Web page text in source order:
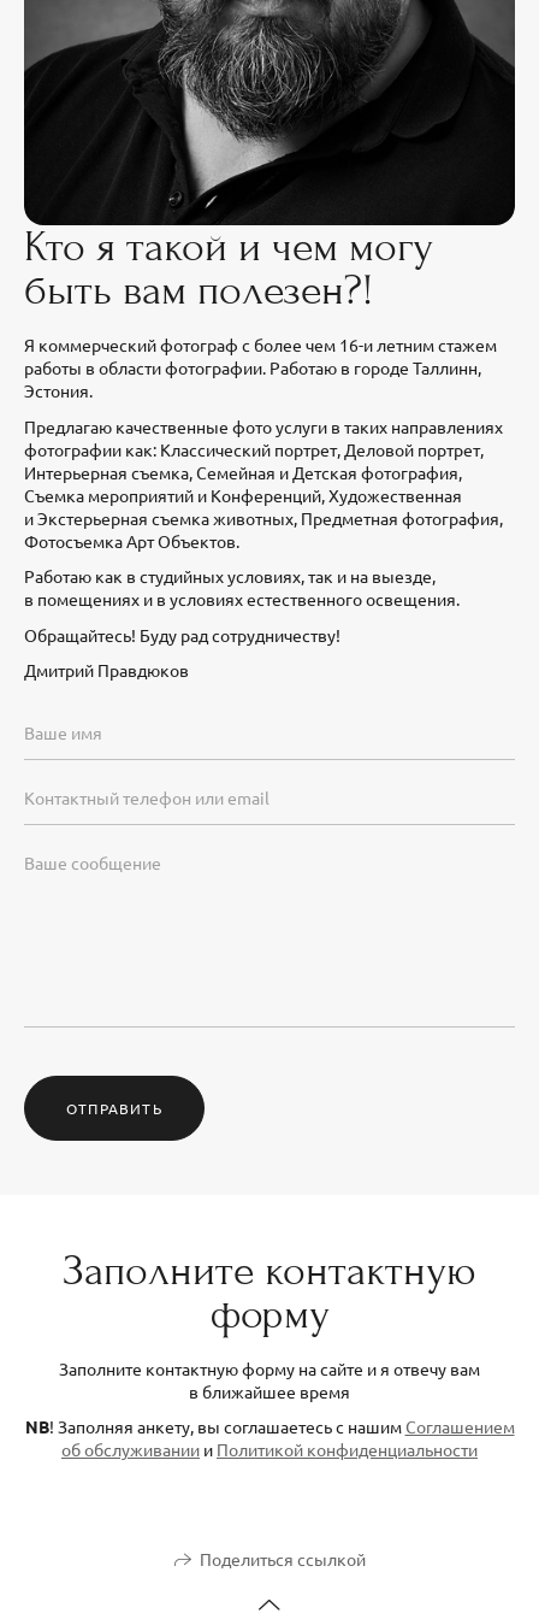
Кто я такой и чем могу
быть вам полезен?!
Я коммерческий фотограф с более чем 16-и летним стажем
работы в области фотографии. Работаю в городе Таллинн,
Эстония.
Предлагаю качественные фото услуги в таких направлениях
фотографии как: Классический портрет, Деловой портрет,
Интерьерная съемка, Семейная и Детская фотография,
Съемка мероприятий и Конференций, Художественная
и Экстерьерная съемка животных, Предметная фотография,
Фотосъемка Арт Объектов.
Работаю как в студийных условиях, так и на выезде,
в помещениях и в условиях естественного освещения.
Обращайтесь! Буду рад сотрудничеству!
Дмитрий Правдюков
ОТПРАВИТЬ
Заполните контактную
форму
Заполните контактную форму на сайте и я отвечу вам
в ближайшее время
NB! Заполняя анкету, вы соглашаетесь с нашимСоглашением
об обслуживании и Политикой конфиденциальности
Поделиться ссылкой